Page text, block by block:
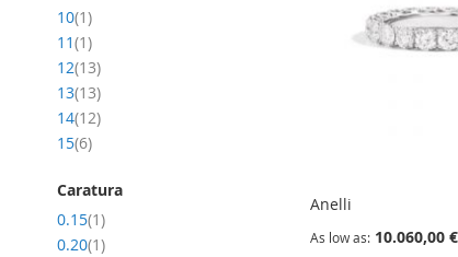
Anelli
As low as 10.060,00 €
10 1item
11 1item
12 13item
13 13item
14 12item
15 6item
Caratura
0.15 1item
0.20 1item